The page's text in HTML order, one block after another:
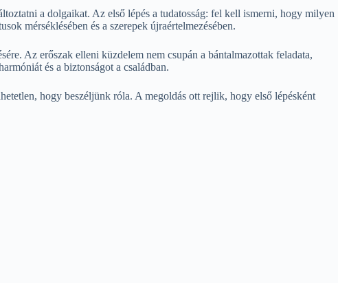
a dolgaikat. Az első lépés a tudatosság: fel kell ismerni, hogy milyen
mérséklésében és a szerepek újraértelmezésében.
Az erőszak elleni küzdelem nem csupán a bántalmazottak feladata,
és a biztonságot a családban.
hogy beszéljünk róla. A megoldás ott rejlik, hogy első lépésként